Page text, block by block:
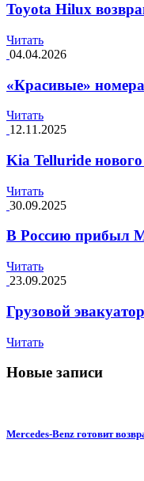
Toyota Hilux
Читать
04.04.2026
«Красивые»
Читать
12.11.2025
Kia Telluride
Читать
30.09.2025
В Россию прибыл
Читать
23.09.2025
Грузовой
Читать
Новые записи
Mercedes-Benz готовит